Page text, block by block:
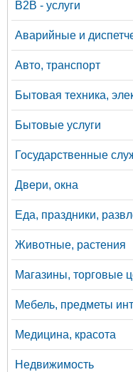
B2B - услуги
Аварийные и
Авто, транспорт
Бытовая техника,
Бытовые услуги
Государственные
Двери, окна
Еда, праздники,
Животные, растения
Магазины, торговые
Мебель, предметы
Медицина, красота
Недвижимость